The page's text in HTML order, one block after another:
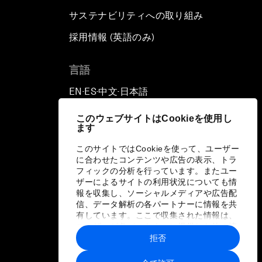
このウェブサイトはCookieを使用し
ます
このサイトではCookieを使って、ユーザー
に合わせたコンテンツや広告の表示、トラ
フィックの分析を行っています。またユー
ザーによるサイトの利用状況についても情
報を収集し、ソーシャルメディアや広告配
信、データ解析の各パートナーに情報を共
有しています。ここで収集された情報は、
ユーザーが各パートナーに提供した他の情
報や各パートナーのサービスを使用した際
に収集された情報と組み合わされ、各パー
トナーによって使用されることがありま
拒否
サステナビリティへの取り組み
採用情報 (英語のみ)
言語
EN ▪ ES▪中文▪ 日本語